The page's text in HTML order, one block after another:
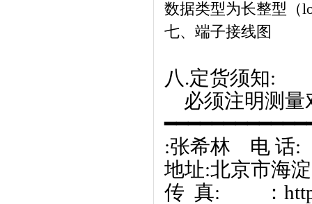
数据类型为长整型（
七、端子接线图
八.定货须知:
必须注明测量
:张希林 电
地址:北京市海
传 真: ：